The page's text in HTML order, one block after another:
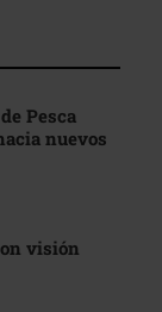
Pesca
nuevos
visión